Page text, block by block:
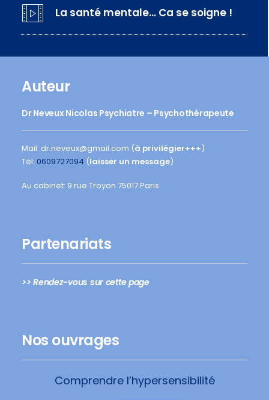
La santé mentale… Ca se soigne !
Auteur
Dr Neveux Nicolas Psychiatre – Psychothérapeute
Mail: dr.neveux@gmail.com (à privilégier+++)
Tél: 0609727094 (laisser un message)
Au cabinet: 9 rue Troyon 75017 Paris
Partenariats
>> Rendez-vous sur cette page
Nos ouvrages
Comprendre l’hypersensibilité